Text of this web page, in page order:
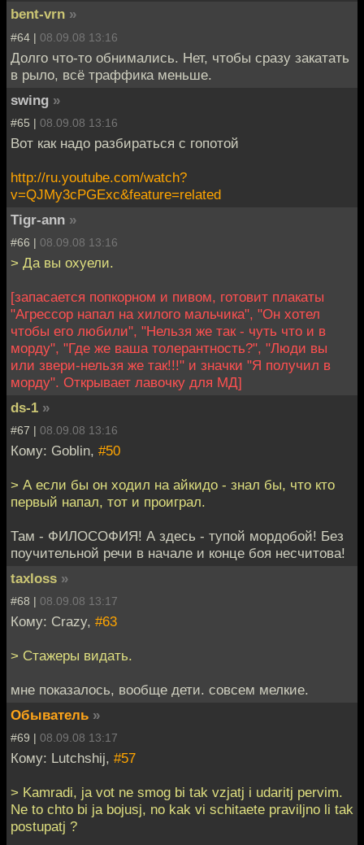
bent-vrn »
#64 | 08.09.08 13:16
Долго что-то обнимались. Нет, чтобы сразу закатать
в рыло, всё траффика меньше.
swing »
#65 | 08.09.08 13:16
Вот как надо разбираться с гопотой
http://ru.youtube.com/watch?
v=QJMy3cPGExc&feature=related
Tigr-ann »
#66 | 08.09.08 13:16
> Да вы охуели.
[запасается попкорном и пивом, готовит плакаты
"Агрессор напал на хилого мальчика", "Он хотел
чтобы его любили", "Нельзя же так - чуть что и в
морду", "Где же ваша толерантность?", "Люди вы
или звери-нельзя же так!!!" и значки "Я получил в
морду". Открывает лавочку для МД]
ds-1 »
#67 | 08.09.08 13:16
Кому: Goblin, #50
> А если бы он ходил на айкидо - знал бы, что кто
первый напал, тот и проиграл.
Там - ФИЛОСОФИЯ! А здесь - тупой мордобой! Без
поучительной речи в начале и конце боя несчитова!
taxloss »
#68 | 08.09.08 13:17
Кому: Crazy, #63
> Стажеры видать.
мне показалось, вообще дети. совсем мелкие.
Обыватель »
#69 | 08.09.08 13:17
Кому: Lutchshij, #57
> Kamradi, ja vot ne smog bi tak vzjatj i udaritj pervim.
Ne to chto bi ja bojusj, no kak vi schitaete praviljno li tak
postupatj ?